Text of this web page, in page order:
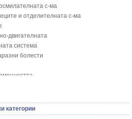
- Phaseolus Vulgaris L.
Decora
- Pinus sylvestris
Ocimum Basillicum
Communis
tinctorum L.
- Hedera helix L.
- Viscum album L.
- Inula Helenium L.
с-ма
и отделителната с-ма
двигателната
система
болести
проблеми
органи
категории